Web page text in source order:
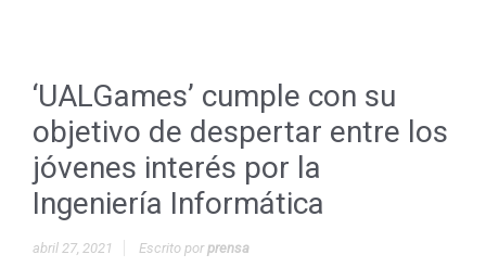
‘UALGames’ cumple con su
objetivo de despertar entre los
jóvenes interés por la
Ingeniería Informática
abril 27, 2021 Escrito porprensa